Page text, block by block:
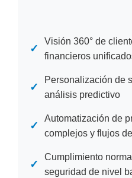
✓
Visión 360° de
financieros
✓
Personalización de
análisis predictivo
✓
Automatización de
complejos y flujos
✓
Cumplimiento
seguridad de nivel